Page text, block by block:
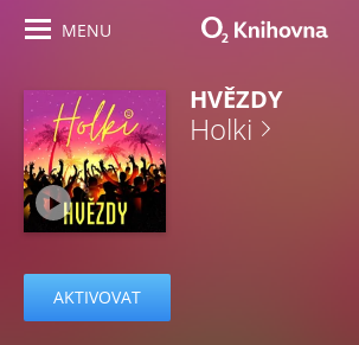
MENU
HVĚZDY
Holki
AKTIVOVAT